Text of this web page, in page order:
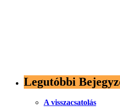
Legutóbbi
A visszacsatolás